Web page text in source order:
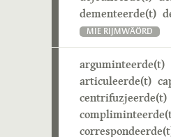
dementeerde(t)
MIE RIJMWÄÖRD
arguminteerde(t)
articuleerde(t)
centrifuzjeerde(t)